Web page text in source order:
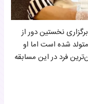
از برگزاری نخستین دور از
مسابقات دختر شایسته جهان در سال ۱۹۵۲ متولد شده است اما او
فرد در این مسابقه